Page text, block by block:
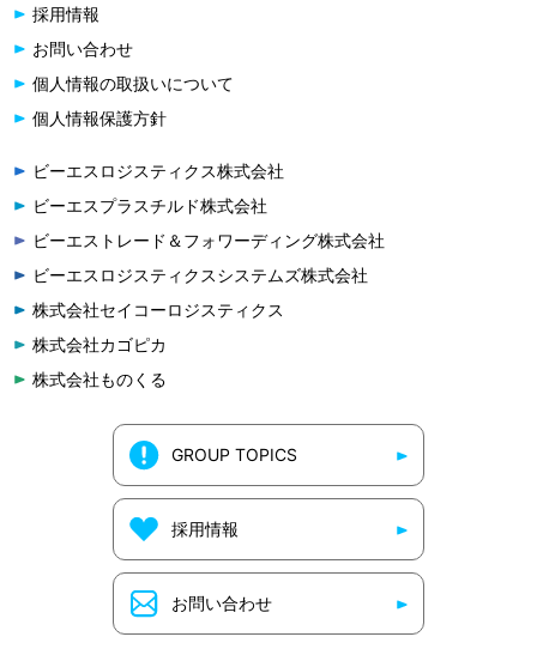
採用情報
お問い合わせ
個人情報の取扱いについて
個人情報保護方針
ビーエスロジスティクス株式会社
ビーエスプラスチルド株式会社
ビーエストレード＆フォワーディング株式会社
ビーエスロジスティクスシステムズ株式会社
株式会社セイコーロジスティクス
株式会社カゴピカ
株式会社ものくる
GROUP TOPICS
採用情報
お問い合わせ